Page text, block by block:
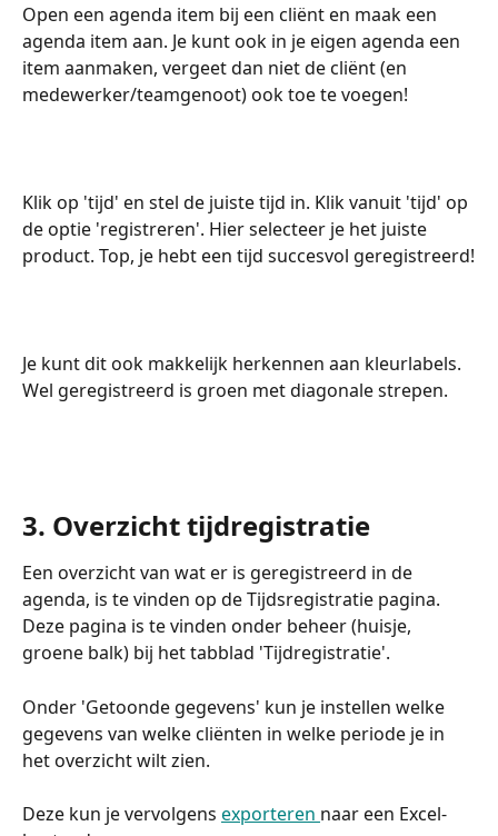
Open een agenda item bij een cliënt en maak een
agenda item aan. Je kunt ook in je eigen agenda een
item aanmaken, vergeet dan niet de cliënt (en
medewerker/teamgenoot) ook toe te voegen!
Klik op 'tijd' en stel de juiste tijd in. Klik vanuit 'tijd' op
de optie 'registreren'. Hier selecteer je het juiste
product. Top, je hebt een tijd succesvol geregistreerd!
Je kunt dit ook makkelijk herkennen aan kleurlabels.
Wel geregistreerd is groen met diagonale strepen.
3. Overzicht tijdregistratie
Een overzicht van wat er is geregistreerd in de
agenda, is te vinden op de Tijdsregistratie pagina.
Deze pagina is te vinden onder beheer (huisje,
groene balk) bij het tabblad 'Tijdregistratie'.
Onder 'Getoonde gegevens' kun je instellen welke
gegevens van welke cliënten in welke periode je in
het overzicht wilt zien.
Deze kun je vervolgens exporteren naar een Excel-